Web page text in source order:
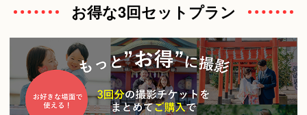
お得な3回セットプラン